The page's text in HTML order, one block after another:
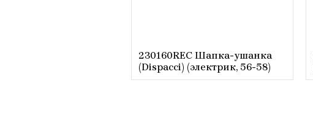
230160REC Шапка-ушанка
(Dispacci) (электрик, 56-58)